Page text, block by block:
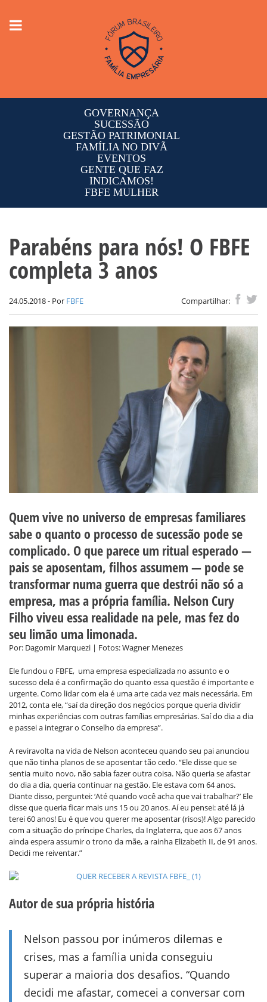
Toggle
navigation
GOVERNANÇA
SUCESSÃO
GESTÃO PATRIMONIAL
FAMÍLIA NO DIVÃ
EVENTOS
GENTE QUE FAZ
INDICAMOS!
FBFE MULHER
Parabéns para nós! O FBFE
completa 3 anos
24.05.2018 - Por FBFE Compartilhar:
Quem vive no universo de empresas familiares
sabe o quanto o processo de sucessão pode se
complicado. O que parece um ritual esperado —
pais se aposentam, filhos assumem — pode se
transformar numa guerra que destrói não só a
empresa, mas a própria família. Nelson Cury
Filho viveu essa realidade na pele, mas fez do
seu limão uma limonada.
Por: Dagomir Marquezi | Fotos: Wagner Menezes
Ele fundou o FBFE, uma empresa especializada no assunto e o
sucesso dela é a confirmação do quanto essa questão é importante e
urgente. Como lidar com ela é uma arte cada vez mais necessária. Em
2012, conta ele, “saí da direção dos negócios porque queria dividir
minhas experiências com outras famílias empresárias. Saí do dia a dia
e passei a integrar o Conselho da empresa”.
A reviravolta na vida de Nelson aconteceu quando seu pai anunciou
que não tinha planos de se aposentar tão cedo. “Ele disse que se
sentia muito novo, não sabia fazer outra coisa. Não queria se afastar
do dia a dia, queria continuar na gestão. Ele estava com 64 anos.
Diante disso, perguntei: ‘Até quando você acha que vai trabalhar?’ Ele
disse que queria ficar mais uns 15 ou 20 anos. Aí eu pensei: até lá já
terei 60 anos! Eu é que vou querer me aposentar (risos)! Algo parecido
com a situação do príncipe Charles, da Inglaterra, que aos 67 anos
ainda espera assumir o trono da mãe, a rainha Elizabeth II, de 91 anos.
Decidi me reiventar.”
Autor de sua própria história
Nelson passou por inúmeros dilemas e
crises, mas a família unida conseguiu
superar a maioria dos desafios. “Quando
decidi me afastar, comecei a conversar com